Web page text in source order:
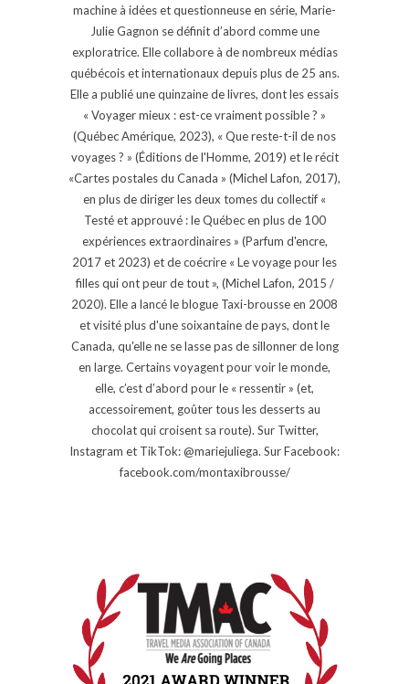
machine à idées et questionneuse en série, Marie-
Julie Gagnon se définit d’abord comme une
exploratrice. Elle collabore à de nombreux médias
québécois et internationaux depuis plus de 25 ans.
Elle a publié une quinzaine de livres, dont les essais
« Voyager mieux : est-ce vraiment possible ? »
(Québec Amérique, 2023), « Que reste-t-il de nos
voyages ? » (Éditions de l'Homme, 2019) et le récit
«Cartes postales du Canada » (Michel Lafon, 2017),
en plus de diriger les deux tomes du collectif «
Testé et approuvé : le Québec en plus de 100
expériences extraordinaires » (Parfum d'encre,
2017 et 2023) et de coécrire « Le voyage pour les
filles qui ont peur de tout », (Michel Lafon, 2015 /
2020). Elle a lancé le blogue Taxi-brousse en 2008
et visité plus d'une soixantaine de pays, dont le
Canada, qu'elle ne se lasse pas de sillonner de long
en large. Certains voyagent pour voir le monde,
elle, c’est d’abord pour le « ressentir » (et,
accessoirement, goûter tous les desserts au
chocolat qui croisent sa route). Sur Twitter,
Instagram et TikTok: @mariejuliega. Sur Facebook:
facebook.com/montaxibrousse/